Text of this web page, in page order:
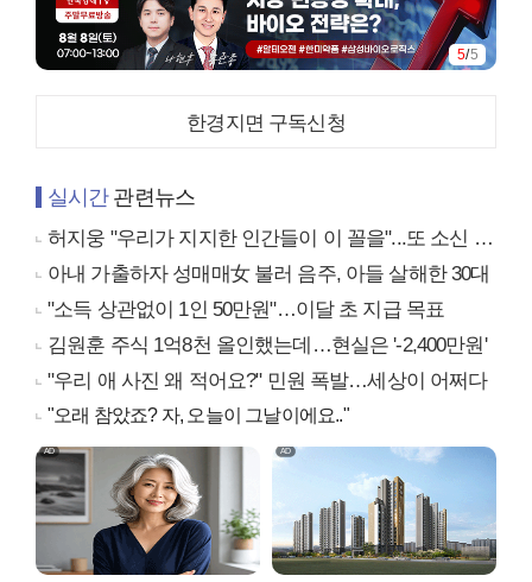
5/5
한경지면 구독신청
실시간관련뉴스
허지웅 "우리가 지지한 인간들이 이 꼴을"...또 소신 발언
아내 가출하자 성매매女 불러 음주, 아들 살해한 30대
"소득 상관없이 1인 50만원"…이달 초 지급 목표
김원훈 주식 1억8천 올인했는데…현실은 '-2,400만원'
"우리 애 사진 왜 적어요?" 민원 폭발…세상이 어쩌다
"오래 참았죠? 자, 오늘이 그날이에요.."